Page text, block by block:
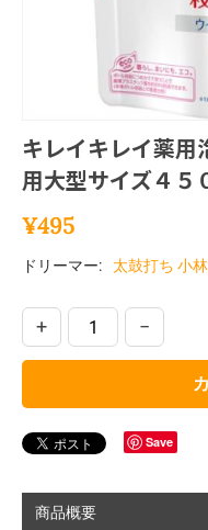
キレイキレイ薬
用大型サイズ４５
¥495
ドリーマー: 太鼓打ち 小
+ −
Save
商品概要